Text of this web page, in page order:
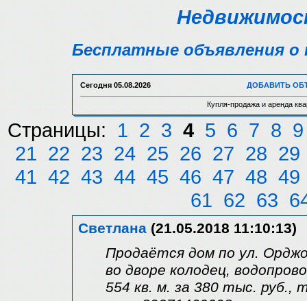
Бесплатные объявления о
Сегодня 05.08.2026 ДОБАВИТЬ
Купля-продажа и аренда
Страницы: 1 2 3 4 5 6 7 8 9
21 22 23 24 25 26 27 28 29
41 42 43 44 45 46 47 48 49
61 62 63
Светлана (21.05.2018 11:10:13)
Продаётся дом по ул.
во дворе колодец,
554 кв. м. за 380 тыс. руб.,